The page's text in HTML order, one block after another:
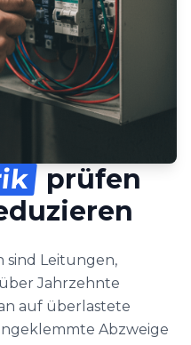
prüfen
sind Leitungen,
Jahrzehnte
auf überlastete
Abzweige